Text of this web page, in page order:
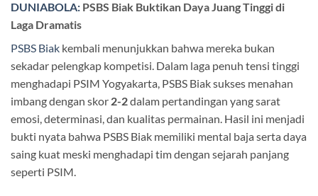
DUNIABOLA: PSBS Biak Buktikan Daya Juang Tinggi di
Laga Dramatis
PSBS Biak kembali menunjukkan bahwa mereka bukan
sekadar pelengkap kompetisi. Dalam laga penuh tensi tinggi
menghadapi PSIM Yogyakarta, PSBS Biak sukses menahan
imbang dengan skor 2-2dalam pertandingan yang sarat
emosi, determinasi, dan kualitas permainan. Hasil ini menjadi
bukti nyata bahwa PSBS Biak memiliki mental baja serta daya
saing kuat meski menghadapi tim dengan sejarah panjang
seperti PSIM.